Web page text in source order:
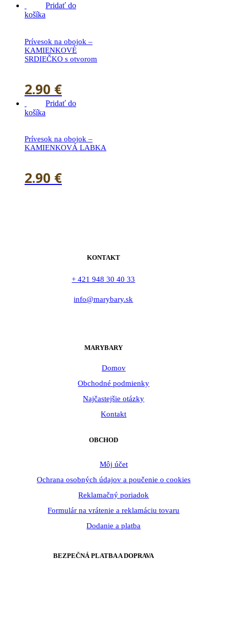
Pridať do
košíka
Prívesok na obojok –
KAMIENKOVÉ
SRDIEČKO s otvorom
2.90 €
Pridať do
košíka
Prívesok na obojok –
KAMIENKOVÁ LABKA
2.90 €
KONTAKT
+ 421 948 30 40 33
info@marybary.sk
MARYBARY
Domov
Obchodné podmienky
Najčastejšie otázky
Kontakt
OBCHOD
Môj účet
Ochrana osobných údajov a poučenie o cookies
Reklamačný poriadok
Formulár na vrátenie a reklamáciu tovaru
Dodanie a platba
BEZPEČNÁ PLATBA A DOPRAVA